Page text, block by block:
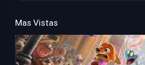
Mas Vistas